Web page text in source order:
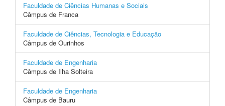
Faculdade de Ciências Humanas e Sociais
Câmpus de Franca
Faculdade de Ciências, Tecnologia e Educação
Câmpus de Ourinhos
Faculdade de Engenharia
Câmpus de Ilha Solteira
Faculdade de Engenharia
Câmpus de Bauru